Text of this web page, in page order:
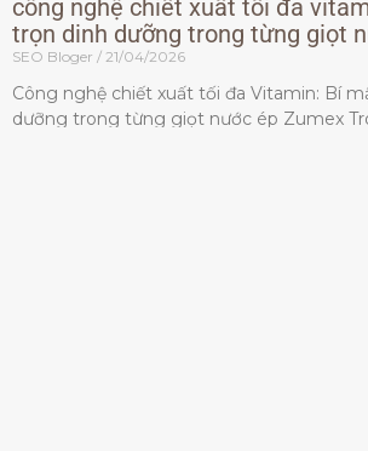
công nghệ chiết xuất tối đa
trọn dinh dưỡng trong từng giọt
SEO Bloger 21/04/2026
Công nghệ chiết xuất tối đa Vitamin: Bí
dưỡng trong từng giọt nước ép Zumex